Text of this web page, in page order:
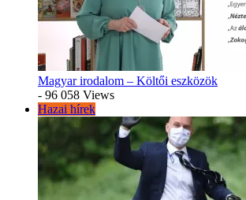
Magyar irodalom – Költői eszközök
- 96 058 Views
Hazai hírek